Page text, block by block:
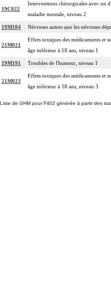
19C022
Interventions chirurgicales avec un
maladie mentale, niveau 2
19M104 Névroses autres que les névroses
21M021
Effets toxiques des médicaments et
âge inférieur à 18 ans, niveau 1
19M191 Troubles de l'humeur, niveau 1
21M023
Effets toxiques des médicaments et
âge inférieur à 18 ans, niveau 3
Liste de GHM pour F402 générée à partir des